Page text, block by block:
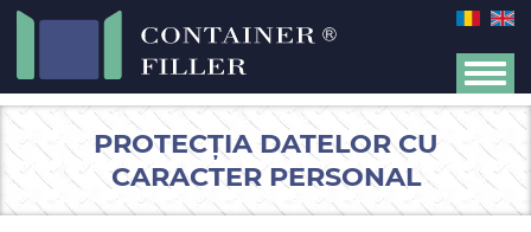
PROTECȚIA DATELOR CU
CARACTER PERSONAL